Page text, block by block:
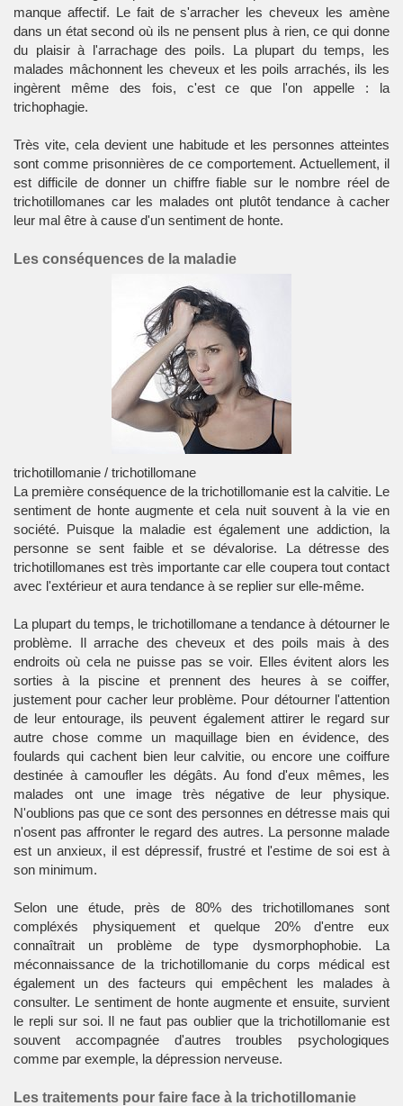
manque affectif. Le fait de s'arracher les cheveux les amène
dans un état second où ils ne pensent plus à rien, ce qui donne
du plaisir à l'arrachage des poils. La plupart du temps, les
malades mâchonnent les cheveux et les poils arrachés, ils les
ingèrent même des fois, c'est ce que l'on appelle : la
trichophagie.
Très vite, cela devient une habitude et les personnes atteintes
sont comme prisonnières de ce comportement. Actuellement, il
est difficile de donner un chiffre fiable sur le nombre réel de
trichotillomanes car les malades ont plutôt tendance à cacher
leur mal être à cause d'un sentiment de honte.
Les conséquences de la maladie
trichotillomanie / trichotillomane
La première conséquence de la trichotillomanie est la calvitie. Le
sentiment de honte augmente et cela nuit souvent à la vie en
société. Puisque la maladie est également une addiction, la
personne se sent faible et se dévalorise. La détresse des
trichotillomanes est très importante car elle coupera tout contact
avec l'extérieur et aura tendance à se replier sur elle-même.
La plupart du temps, le trichotillomane a tendance à détourner le
problème. Il arrache des cheveux et des poils mais à des
endroits où cela ne puisse pas se voir. Elles évitent alors les
sorties à la piscine et prennent des heures à se coiffer,
justement pour cacher leur problème. Pour détourner l'attention
de leur entourage, ils peuvent également attirer le regard sur
autre chose comme un maquillage bien en évidence, des
foulards qui cachent bien leur calvitie, ou encore une coiffure
destinée à camoufler les dégâts. Au fond d'eux mêmes, les
malades ont une image très négative de leur physique.
N'oublions pas que ce sont des personnes en détresse mais qui
n'osent pas affronter le regard des autres. La personne malade
est un anxieux, il est dépressif, frustré et l'estime de soi est à
son minimum.
Selon une étude, près de 80% des trichotillomanes sont
compléxés physiquement et quelque 20% d'entre eux
connaîtrait un problème de type dysmorphophobie. La
méconnaissance de la trichotillomanie du corps médical est
également un des facteurs qui empêchent les malades à
consulter. Le sentiment de honte augmente et ensuite, survient
le repli sur soi. Il ne faut pas oublier que la trichotillomanie est
souvent accompagnée d'autres troubles psychologiques
comme par exemple, la dépression nerveuse.
Les traitements pour faire face à la trichotillomanie